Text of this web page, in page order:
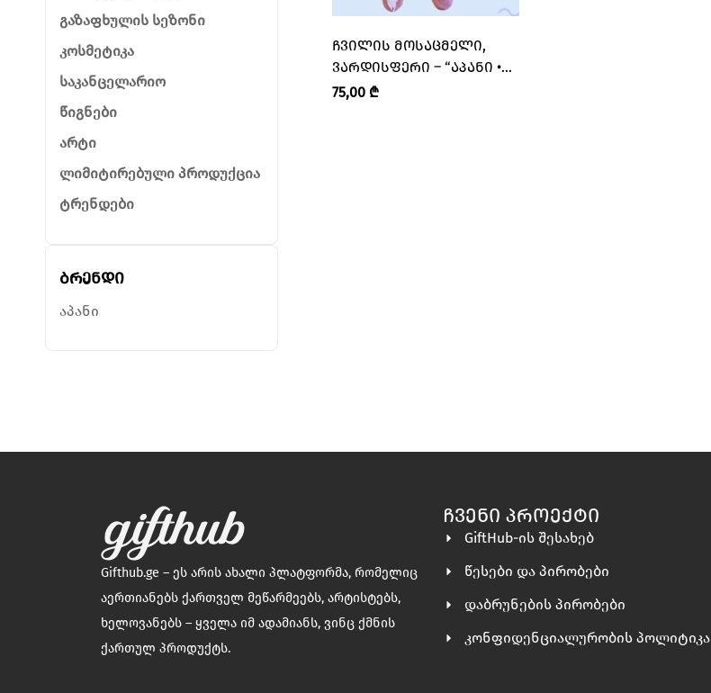
გაზაფხულის სეზონი
კოსმეტიკა
საკანცელარიო
წიგნები
არტი
ლიმიტირებული პროდუქცია
ტრენდები
ბრენდი
აპანი
ᲩᲕᲘᲚᲘᲡ ᲛᲝᲡᲐᲪᲛᲔᲚᲘ,
ᲕᲐᲠᲓᲘᲡᲤᲔᲠᲘ – “ᲐᲞᲐᲜᲘ •
APANI”
75,00 ₾
Gifthub.ge – ეს არის ახალი პლატფორმა, რომელიც
აერთიანებს ქართველ მეწარმეებს, არტისტებს,
ხელოვანებს – ყველა იმ ადამიანს, ვინც ქმნის
ქართულ პროდუქტს.
ᲩᲕᲔᲜᲘ ᲞᲠᲝᲔᲥᲢᲘ
GiftHub-ის შესახებ
წესები და პირობები
დაბრუნების პირობები
კონფიდენციალურობის პოლიტიკა